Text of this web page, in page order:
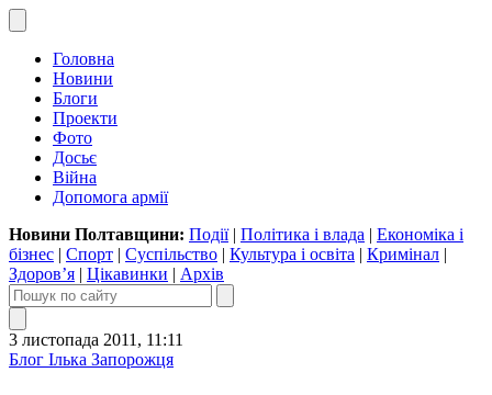
Головна
Новини
Блоги
Проекти
Фото
Досьє
Війна
Допомога армії
Новини Полтавщини: Події| Політика і влада | Економіка і
бізнес | Спорт | Суспільство | Культура і освіта | Кримінал |
Здоров’я | Цікавинки | Архів
3 листопада 2011, 11:11
Блог Ілька Запорожця